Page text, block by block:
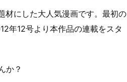
材にした大人気漫画です。最初の
年12号より本作品の連載をスタ
か？